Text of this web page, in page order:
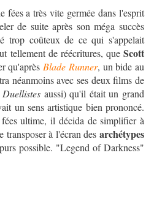
fées a très vite germée dans l'esprit
de suite après son méga succès
trop coûteux de ce qui s'appelait
tellement de réécritures, que Scott
qu'après Blade Runner, un bide au
néanmoins avec ses deux films de
Duellistes aussi) qu'il était un grand
un sens artistique bien prononcé.
ultime, il décida de simplifier à
transposer à l'écran des archétypes
possible. "Legend of Darkness"